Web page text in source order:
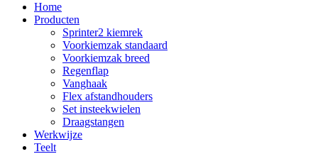
Home
Producten
Sprinter2 kiemrek
Voorkiemzak standaard
Voorkiemzak breed
Regenflap
Vanghaak
Flex afstandhouders
Set insteekwielen
Draagstangen
Werkwijze
Teelt